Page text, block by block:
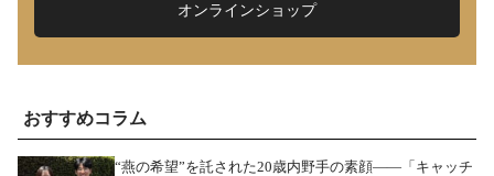
オンラインショップ
おすすめコラム
“燕の希望”を託された20歳内野手の素顔――「キャッチ